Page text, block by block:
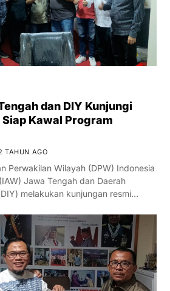
dan DIY Kunjungi
Siap Kawal Program
TAHUN AGO
Perwakilan Wilayah (DPW) Indonesia
Jawa Tengah dan Daerah
melakukan kunjungan resmi…